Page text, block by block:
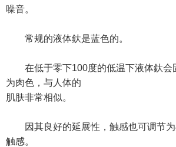
噪音。
常规的液体釱是蓝色的。
在低于零下100度的低温下液体釱会
为肉色，与人体的
肌肤非常相似。
因其良好的延展性，触感也可调节为
触感。